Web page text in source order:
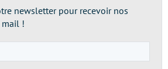
newsletter pour recevoir nos
mail !
e-